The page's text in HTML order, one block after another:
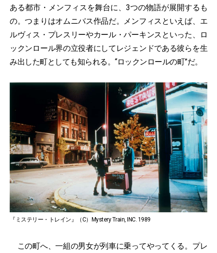
ある都市・メンフィスを舞台に、3つの物語が展開するも
の。つまりはオムニバス作品だ。メンフィスといえば、エ
ルヴィス・プレスリーやカール・パーキンスといった、ロ
ックンロール界の立役者にしてレジェンドである彼らを生
み出した町としても知られる。“ロックンロールの町”だ。
『ミステリー・トレイン』（C）Mystery Train, INC. 1989
この町へ、一組の男女が列車に乗ってやってくる。プレ